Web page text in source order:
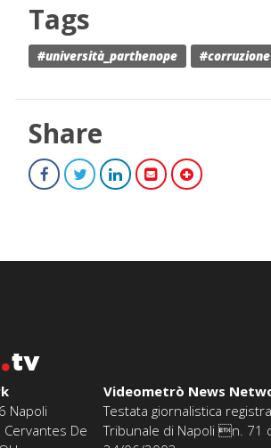
Tags
#università_parthenope #corruzione
Share
tv
Napoli
Cervantes De
Videometrò News
Testata giornalistica
Tribunale di Napoli n. 71